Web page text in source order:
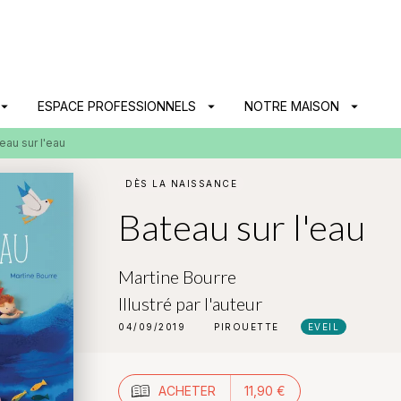
arrow_drop_down ESPACE PROFESSIONNELS arrow_drop_down NOTRE MAISON arrow_drop_down
sur l'eau
DÈS LA NAISSANCE
Bateau sur l'eau
Martine Bourre
Illustré par l'auteur
04/09/2019 PIROUETTE EVEIL
ACHETER 11,90 €